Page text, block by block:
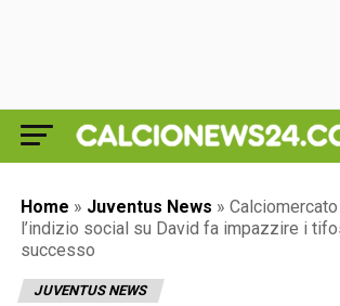
Home » Juventus News »
l’indizio social su David fa impazzire i
successo
JUVENTUS NEWS